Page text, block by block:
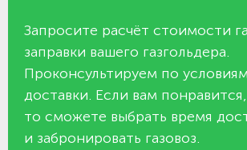
Запросите расчёт стоимости
заправки вашего газгольдера.
Проконсультируем по условиям
доставки. Если вам понравится,
то сможете выбрать время
и забронировать газовоз.